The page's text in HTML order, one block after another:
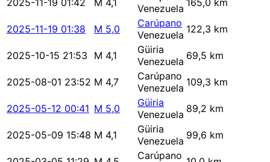
2025-11-19 01:42 M 4,1
Venezuela 165,0 km
2025-11-19 01:38 M 5,0
Carúpano
Venezuela 122,3 km
2025-10-15 21:53 M 4,1
Güiria
Venezuela 69,5 km
2025-08-01 23:52 M 4,7
Carúpano
Venezuela 109,3 km
2025-05-12 00:41 M 5,0
Güiria
Venezuela 89,2 km
2025-05-09 15:48 M 4,1
Güiria
Venezuela 99,6 km
Carúpano